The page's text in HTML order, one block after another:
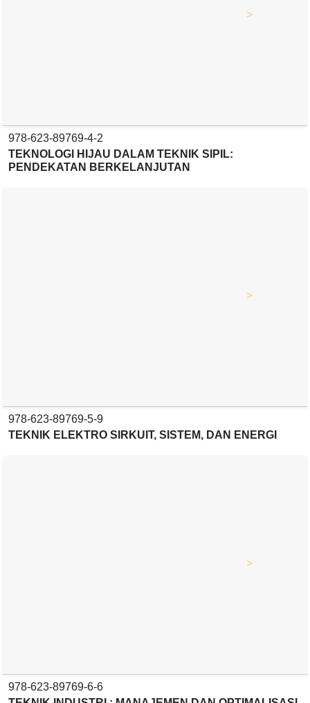
TEKNIK INDUSTRI : MANAJEMEN DAN OPTIMALISASI
ANALISIS LAPORAN KEUANGAN DAN PENILAIAN
>
>